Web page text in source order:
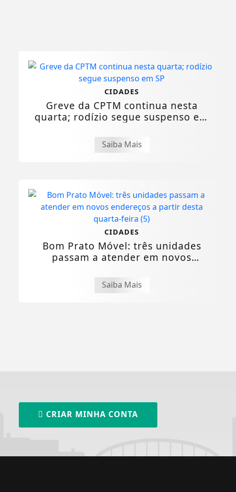
CIDADES
Greve da CPTM continua nesta
quarta; rodízio segue suspenso em
Saiba Mais
CIDADES
Bom Prato Móvel: três unidades
passam a atender em novos
Saiba Mais
CRIAR MINHA CONTA